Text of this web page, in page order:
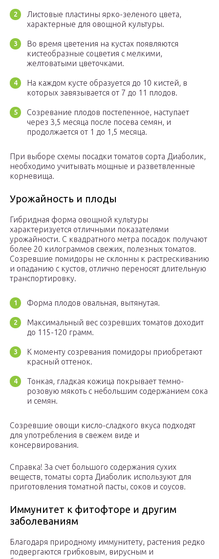
Листовые пластины ярко-зеленого цвета,
характерные для овощной культуры.
Во время цветения на кустах появляются
кистеобразные соцветия с мелкими,
желтоватыми цветочками.
На каждом кусте образуется до 10 кистей, в
которых завязывается от 7 до 11 плодов.
Созревание плодов постепенное, наступает
через 3,5 месяца после посева семян, и
продолжается от 1 до 1,5 месяца.
При выборе схемы посадки томатов сорта Диаболик,
необходимо учитывать мощные и разветвленные
корневища.
Урожайность и плоды
Гибридная форма овощной культуры
характеризуется отличными показателями
урожайности. С квадратного метра посадок получают
более 20 килограммов свежих, полезных томатов.
Созревшие помидоры не склонны к растрескиванию
и опаданию с кустов, отлично переносят длительную
транспортировку.
Форма плодов овальная, вытянутая.
Максимальный вес созревших томатов доходит
до 115-120 грамм.
К моменту созревания помидоры приобретают
красный оттенок.
Тонкая, гладкая кожица покрывает темно-
розовую мякоть с небольшим содержанием сока
и семян.
Созревшие овощи кисло-сладкого вкуса подходят
для употребления в свежем виде и
консервирования.
Справка! За счет большого содержания сухих
веществ, томаты сорта Диаболик используют для
приготовления томатной пасты, соков и соусов.
Иммунитет к фитофторе и другим
заболеваниям
Благодаря природному иммунитету, растения редко
подвергаются грибковым, вирусным и